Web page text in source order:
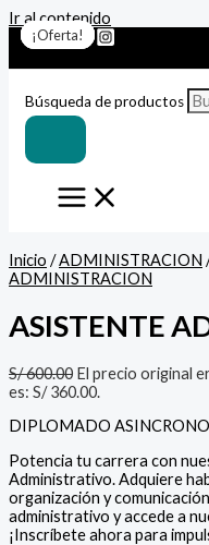
Ir al contenido
Búsqueda de productos
¡Oferta!
Inicio /ADMINISTRACION
ADMINISTRACION
ASISTENTE
S/600.00 El precio original
es: S/ 360.00.
DIPLOMADO ASINCRONO
Potencia tu carrera con
Administrativo. Adquiere
organización y
administrativo y accede a
¡Inscríbete ahora para
¡Oferta!
¡Oferta!
¡Oferta!
¡Oferta!
¡Oferta!
¡Oferta!